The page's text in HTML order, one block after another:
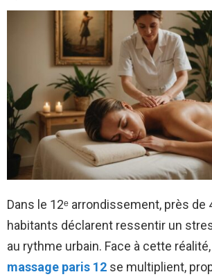
Dans le 12ᵉ arrondissement, près de
habitants déclarent ressentir un
au rythme urbain. Face à cette
massage paris 12 se multiplient,